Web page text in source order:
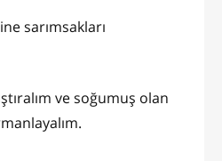
sarımsakları
ve soğumuş olan